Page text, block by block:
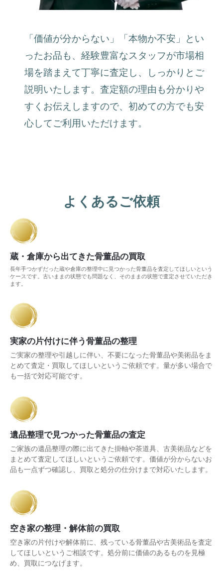
「価値が分からない」「本物か不安」とい
ったお品も、経験豊富なスタッフが市場相
場を踏まえて丁寧に査定し、しっかりとご
説明いたします。査定額の理由も分かりや
すくお伝えしますので、初めての方でも安
心してご利用いただけます。
よくあるご依頼
蔵・倉庫から出てきた骨董品の買取
長年手つかずだった蔵や倉庫の整理中に見つかった骨董品を査定してほしいという
ケースです。古いままの状態でも問題なく、そのままの状態で査定させていただき
ます。
実家の片付けに伴う骨董品の整理
ご実家の整理や引越しに伴い、不要になった骨董品や美術品をま
とめて査定・買取してほしいというご依頼です。量が多い場合で
も一括で対応可能です。
遺品整理で見つかった骨董品の査定
ご家族の遺品整理の際に出てきた掛軸や茶道具、古美術品などを
まとめて査定してほしいというご依頼です。価値が分からないお
品も一点ずつ確認し、買取と処分の仕分けまで対応いたします。
空き家の整理・解体前の買取
空き家の片付けや解体前に、残っている骨董品や古美術品を査定
してほしいというご相談です。処分前に価値のあるものを見極
め、買取につなげます。